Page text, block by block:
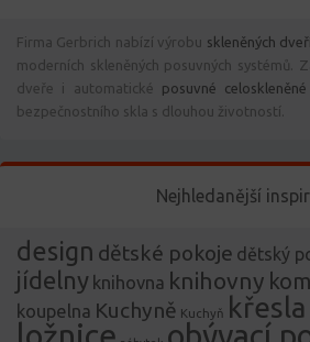
Firma Gerbrich nabízí výrobu skleněných
moderních skleněných posuvných systémů.
dveře i automatické posuvné
bezpečnostního skla s dlouhou životností.
Nejhledanější
design dětské pokoje dětský
jídelny knihovna knihovny
koupelna Kuchyně Kuchyň křesla
obývací